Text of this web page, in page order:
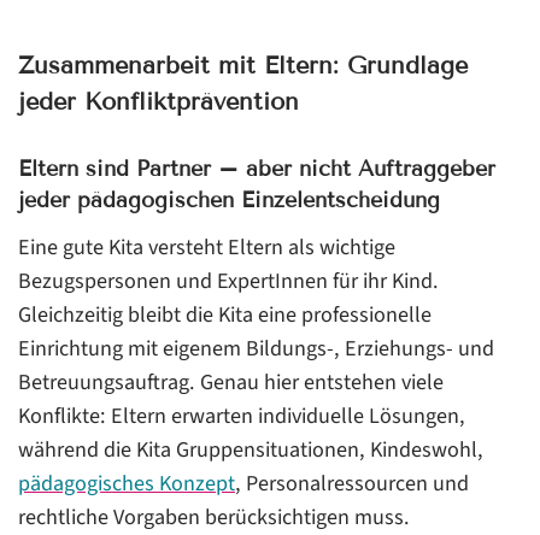
Zusammenarbeit mit Eltern: Grundlage
jeder Konfliktprävention
Eltern sind Partner – aber nicht Auftraggeber
jeder pädagogischen Einzelentscheidung
Eine gute Kita versteht Eltern als wichtige
Bezugspersonen und ExpertInnen für ihr Kind.
Gleichzeitig bleibt die Kita eine professionelle
Einrichtung mit eigenem Bildungs-, Erziehungs- und
Betreuungsauftrag. Genau hier entstehen viele
Konflikte: Eltern erwarten individuelle Lösungen,
während die Kita Gruppensituationen, Kindeswohl,
pädagogisches Konzept, Personalressourcen und
rechtliche Vorgaben berücksichtigen muss.